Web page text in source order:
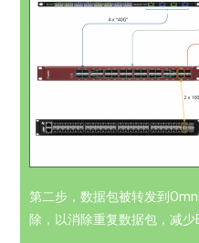
第二步，数据包被转发到
除，以消除重复数据包，减少